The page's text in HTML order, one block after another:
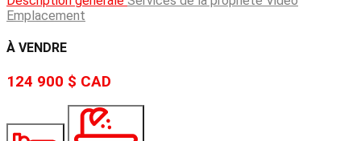
Emplacement
À VENDRE
124 900 $ CAD